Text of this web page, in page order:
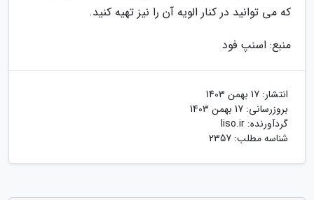
که می توانید در کنار الویه آن را نیز تهیه کنید.
منبع: اسنپ فود
انتشار: 17 بهمن 1403
بروزرسانی: 17 بهمن 1403
گردآورنده: liso.ir
شناسه مطلب: 2357